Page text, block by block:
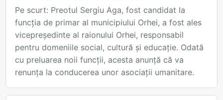
Pe scurt: Preotul Sergiu Aga, fost candidat la
funcția de primar al municipiului Orhei, a fost ales
vicepreședinte al raionului Orhei, responsabil
pentru domeniile social, cultură și educație. Odată
cu preluarea noii funcții, acesta anunță că va
renunța la conducerea unor asociații umanitare.